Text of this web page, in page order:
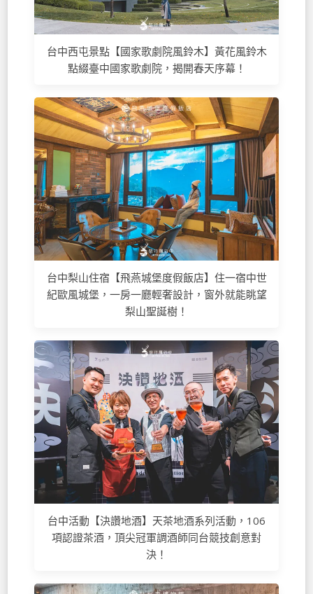
台中西屯景點【國家歌劇院風鈴木】黃花風鈴木
點綴臺中國家歌劇院，揭開春天序幕！
台中梨山住宿【飛燕城堡度假飯店】住一宿中世
紀歐風城堡，一房一廳輕奢設計，窗外就能眺望
梨山聖誕樹！
台中活動【決讚地酒】天茶地酒系列活動，106
項認證茶酒，頂尖冠軍調酒師同台競技創意對
決！